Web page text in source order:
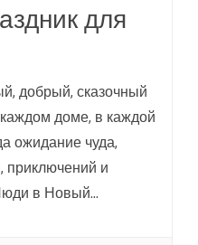
для
добрый, сказочный
доме, в каждой
ожидание чуда,
и
в Новый…